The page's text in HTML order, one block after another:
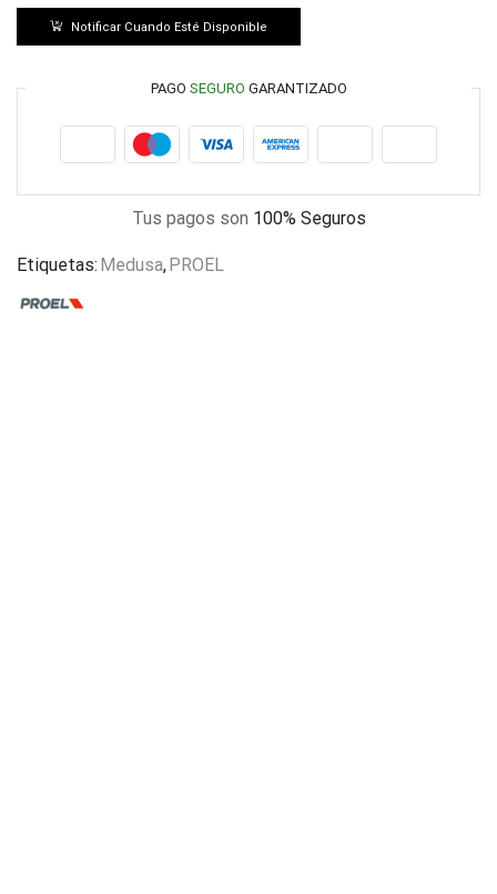
Notificar Cuando Esté Disponible
PAGO SEGURO GARANTIZADO
Tus pagos son 100% Seguros
Etiquetas: Medusa,PROEL